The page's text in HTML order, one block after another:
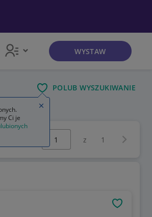
WYSTAW
POLUB WYSZUKIWANIE
z 1
Ci je
Zamknij wskazówkę